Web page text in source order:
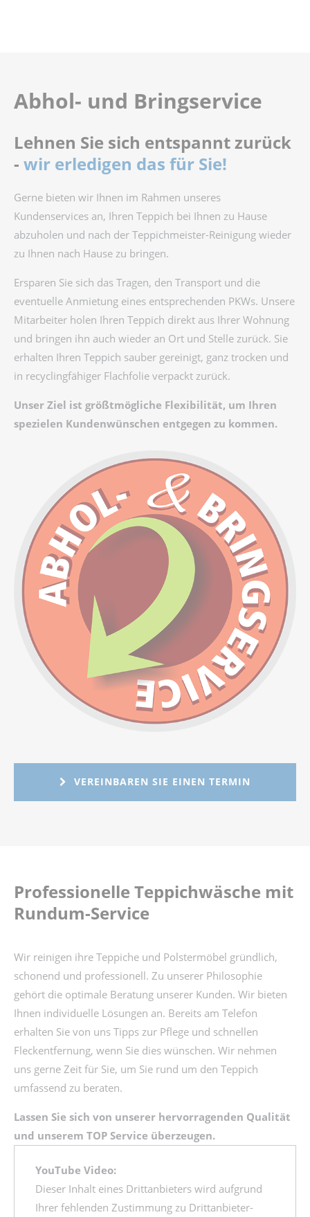
Abhol- und Bringservice
Lehnen Sie sich entspannt zurück
- wir erledigen das für Sie!
Gerne bieten wir Ihnen im Rahmen unseres
Kundenservices an, Ihren Teppich bei Ihnen zu Hause
abzuholen und nach der Teppichmeister-Reinigung wieder
zu Ihnen nach Hause zu bringen.
Ersparen Sie sich das Tragen, den Transport und die
eventuelle Anmietung eines entsprechenden PKWs. Unsere
Mitarbeiter holen Ihren Teppich direkt aus Ihrer Wohnung
und bringen ihn auch wieder an Ort und Stelle zurück. Sie
erhalten Ihren Teppich sauber gereinigt, ganz trocken und
in recyclingfähiger Flachfolie verpackt zurück.
Unser Ziel ist größtmögliche Flexibilität, um Ihren
spezielen Kundenwünschen entgegen zu kommen.
VEREINBAREN SIE EINEN TERMIN
Professionelle Teppichwäsche mit
Rundum-Service
Wir reinigen ihre Teppiche und Polstermöbel gründlich,
schonend und professionell. Zu unserer Philosophie
gehört die optimale Beratung unserer Kunden. Wir bieten
Ihnen individuelle Lösungen an. Bereits am Telefon
erhalten Sie von uns Tipps zur Pflege und schnellen
Fleckentfernung, wenn Sie dies wünschen. Wir nehmen
uns gerne Zeit für Sie, um Sie rund um den Teppich
umfassend zu beraten.
Lassen Sie sich von unserer hervorragenden Qualität
und unserem TOP Service überzeugen.
YouTube Video:
Dieser Inhalt eines Drittanbieters wird aufgrund
Ihrer fehlenden Zustimmung zu Drittanbieter-